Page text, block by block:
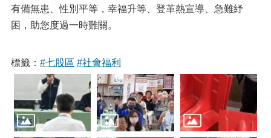
有備無患、性別平等，幸福升等、登革熱宣導、急難紓
困，助您度過一時難關。
標籤： #七股區 #社會福利